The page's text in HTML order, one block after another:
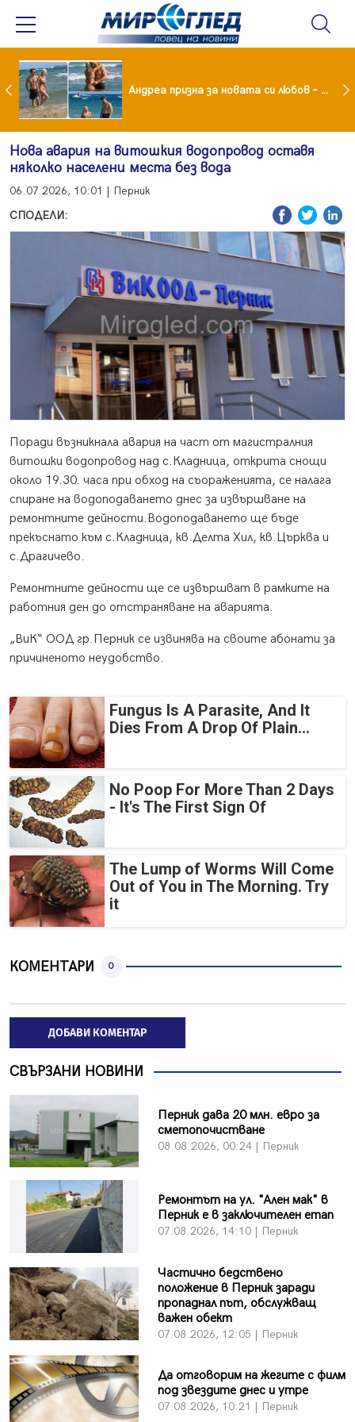
Драма вместо щастие: Звезда от "Татковци" е в болница с високорискова бременност Андреа призна за новата си любов – руснакът Игор
Нова авария на витошкия водопровод оставя
няколко населени места без вода
06.07.2026, 10:01 | Перник
СПОДЕЛИ:
Поради възникнала авария на част от магистралния
витошки водопровод над с.Кладница, открита снощи
около 19.30. часа при обход на съораженията, се налага
спиране на водоподаването днес за извършване на
ремонтните дейности.Водоподаването ще бъде
прекъснато към с.Кладница, кв.Делта Хил, кв.Църква и
с.Драгичево.
Ремонтните дейности ще се извършват в рамките на
работния ден до отстраняване на аварията.
„ВиК“ ООД гр.Перник се извинява на своите абонати за
причиненото неудобство.
Fungus Is A Parasite, And It
Dies From A Drop Of Plain...
No Poop For More Than 2 Days
- It's The First Sign Of
The Lump of Worms Will Come
Out of You in The Morning. Try
it
КОМЕНТАРИ 0
ДОБАВИ КОМЕНТАР
СВЪРЗАНИ НОВИНИ
Перник дава 20 млн. евро за
сметопочистване
08.08.2026, 00:24 | Перник
Ремонтът на ул. "Ален мак" в
Перник е в заключителен етап
07.08.2026, 14:10 | Перник
Частично бедствено
положение в Перник заради
пропаднал път, обслужващ
важен обект
07.08.2026, 12:05 | Перник
Да отговорим на жегите с филм
под звездите днес и утре
07.08.2026, 10:21 | Перник